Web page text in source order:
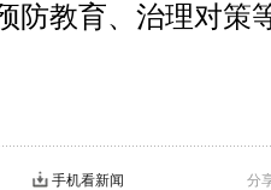
防教育、治理对策
分
手机看新闻